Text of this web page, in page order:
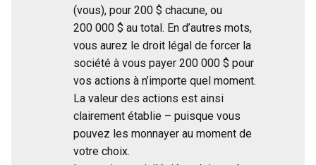
(vous), pour 200 $ chacune, ou
200 000 $ au total. En d’autres mots,
vous aurez le droit légal de forcer la
société à vous payer 200 000 $ pour
vos actions à n’importe quel moment.
La valeur des actions est ainsi
clairement établie – puisque vous
pouvez les monnayer au moment de
votre choix.